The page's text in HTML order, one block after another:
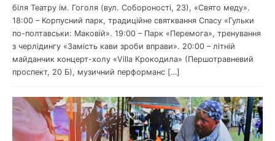
біля Театру ім. Гоголя (вул. Собороності, 23), «Свято меду».
18:00 – Корпусний парк, традиційне святквання Спасу «Гульки
по-полтавськи: Маковій». 19:00 – Парк «Перемога», тренування
з черлідингу «Замість кави зроби вправи». 20:00 – літній
майданчик концерт-холу «Villa Крокодила» (Першотравневий
проспект, 20 Б), музичний перформанс […]